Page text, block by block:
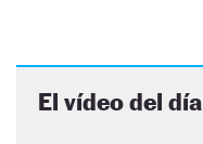
El vídeo del día